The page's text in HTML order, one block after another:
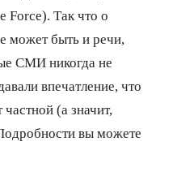
Force). Так что о
может быть и речи,
СМИ никогда не
впечатление, что
(а значит,
вы можете